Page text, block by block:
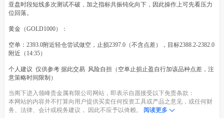
亚盘时段短线多次测试不破，加之指标共振钝化向下，因此操作上可先看压力
位回落。
黄金（GOLD1000）：
空单：2393.0附近轻仓尝试做空，止损2397.0（不含点差），目标2388.2-2382.0
附近（14:35）
个人建议 仅供参考 据此交易 风险自担（空单止损止盈自行加该品种点差，注
意策略时间限制）
当阁下进入领峰贵金属有限公司网站，即表示自愿接受以下免责条款：
本网站的内容并不打算向用户提供买卖任何投资工具或产品之意见，或任何财
务、法律、会计或税务建议， 因此不应予以倚赖。
阅读更多